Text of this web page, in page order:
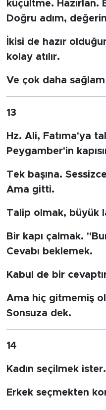
küçültme. Hazırlan.
Doğru adım,
İkisi de hazır
kolay atılır.
Ve çok daha
13
Hz. Ali, Fatıma'ya
Peygamber'in
Tek başına.
Ama gitti.
Talip olmak, büyük
Bir kapı çalmak.
Cevabı beklemek.
Kabul de bir
Ama hiç gitmemiş
Sonsuza dek.
14
Kadın seçilmek ister.
Erkek seçmekten